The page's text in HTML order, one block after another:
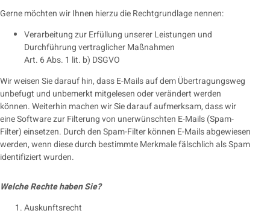
Gerne möchten wir Ihnen hierzu die Rechtgrundlage nennen:
Verarbeitung zur Erfüllung unserer Leistungen und
Durchführung vertraglicher Maßnahmen
Art. 6 Abs. 1 lit. b) DSGVO
Wir weisen Sie darauf hin, dass E-Mails auf dem Übertragungsweg
unbefugt und unbemerkt mitgelesen oder verändert werden
können. Weiterhin machen wir Sie darauf aufmerksam, dass wir
eine Software zur Filterung von unerwünschten E-Mails (Spam-
Filter) einsetzen. Durch den Spam-Filter können E-Mails abgewiesen
werden, wenn diese durch bestimmte Merkmale fälschlich als Spam
identifiziert wurden.
Welche Rechte haben Sie?
Auskunftsrecht